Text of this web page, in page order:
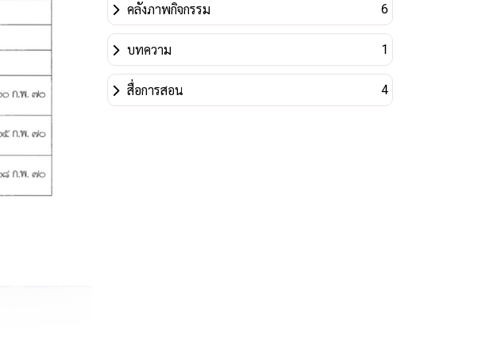
คลังภาพกิจกรรม 6
บทความ 1
สื่อการสอน 4